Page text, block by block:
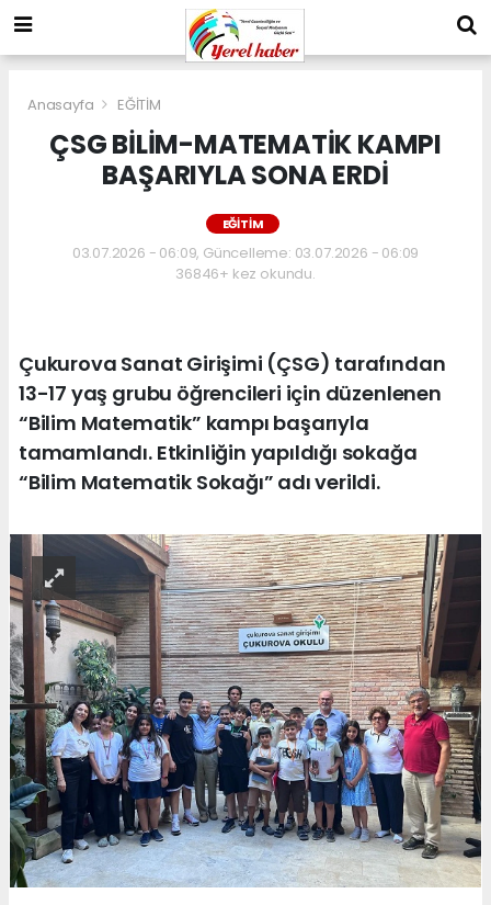
Anasayfa EĞİTİM
ÇSG BİLİM-MATEMATİK KAMPI
BAŞARIYLA SONA ERDİ
EĞİTİM
03.07.2026 - 06:09, Güncelleme: 03.07.2026 - 06:09
36846+ kez okundu.
Çukurova Sanat Girişimi (ÇSG) tarafından
13-17 yaş grubu öğrencileri için düzenlenen
“Bilim Matematik” kampı başarıyla
tamamlandı. Etkinliğin yapıldığı sokağa
“Bilim Matematik Sokağı” adı verildi.